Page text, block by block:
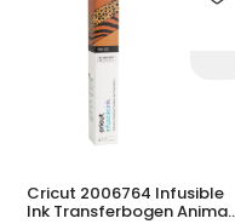
Cricut 2006764 Infusible
Ink Transferbogen Animal